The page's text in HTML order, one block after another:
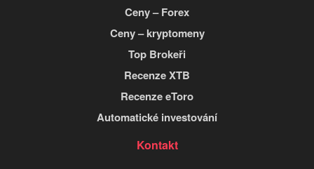
Ceny – Forex
Ceny – kryptomeny
Top Brokeři
Recenze XTB
Recenze eToro
Automatické investování
Kontakt